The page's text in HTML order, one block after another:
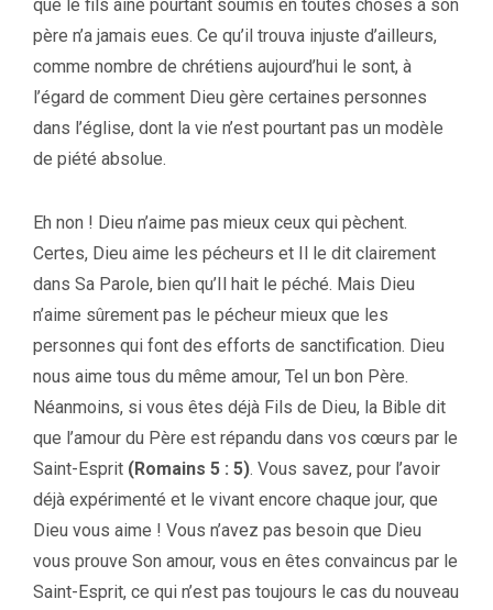
que le fils aîné pourtant soumis en toutes choses à son
père n’a jamais eues. Ce qu’il trouva injuste d’ailleurs,
comme nombre de chrétiens aujourd’hui le sont, à
l’égard de comment Dieu gère certaines personnes
dans l’église, dont la vie n’est pourtant pas un modèle
de piété absolue.
Eh non ! Dieu n’aime pas mieux ceux qui pèchent.
Certes, Dieu aime les pécheurs et Il le dit clairement
dans Sa Parole, bien qu’Il hait le péché. Mais Dieu
n’aime sûrement pas le pécheur mieux que les
personnes qui font des efforts de sanctification. Dieu
nous aime tous du même amour, Tel un bon Père.
Néanmoins, si vous êtes déjà Fils de Dieu, la Bible dit
que l’amour du Père est répandu dans vos cœurs par le
Saint-Esprit (Romains 5 : 5). Vous savez, pour l’avoir
déjà expérimenté et le vivant encore chaque jour, que
Dieu vous aime ! Vous n’avez pas besoin que Dieu
vous prouve Son amour, vous en êtes convaincus par le
Saint-Esprit, ce qui n’est pas toujours le cas du nouveau